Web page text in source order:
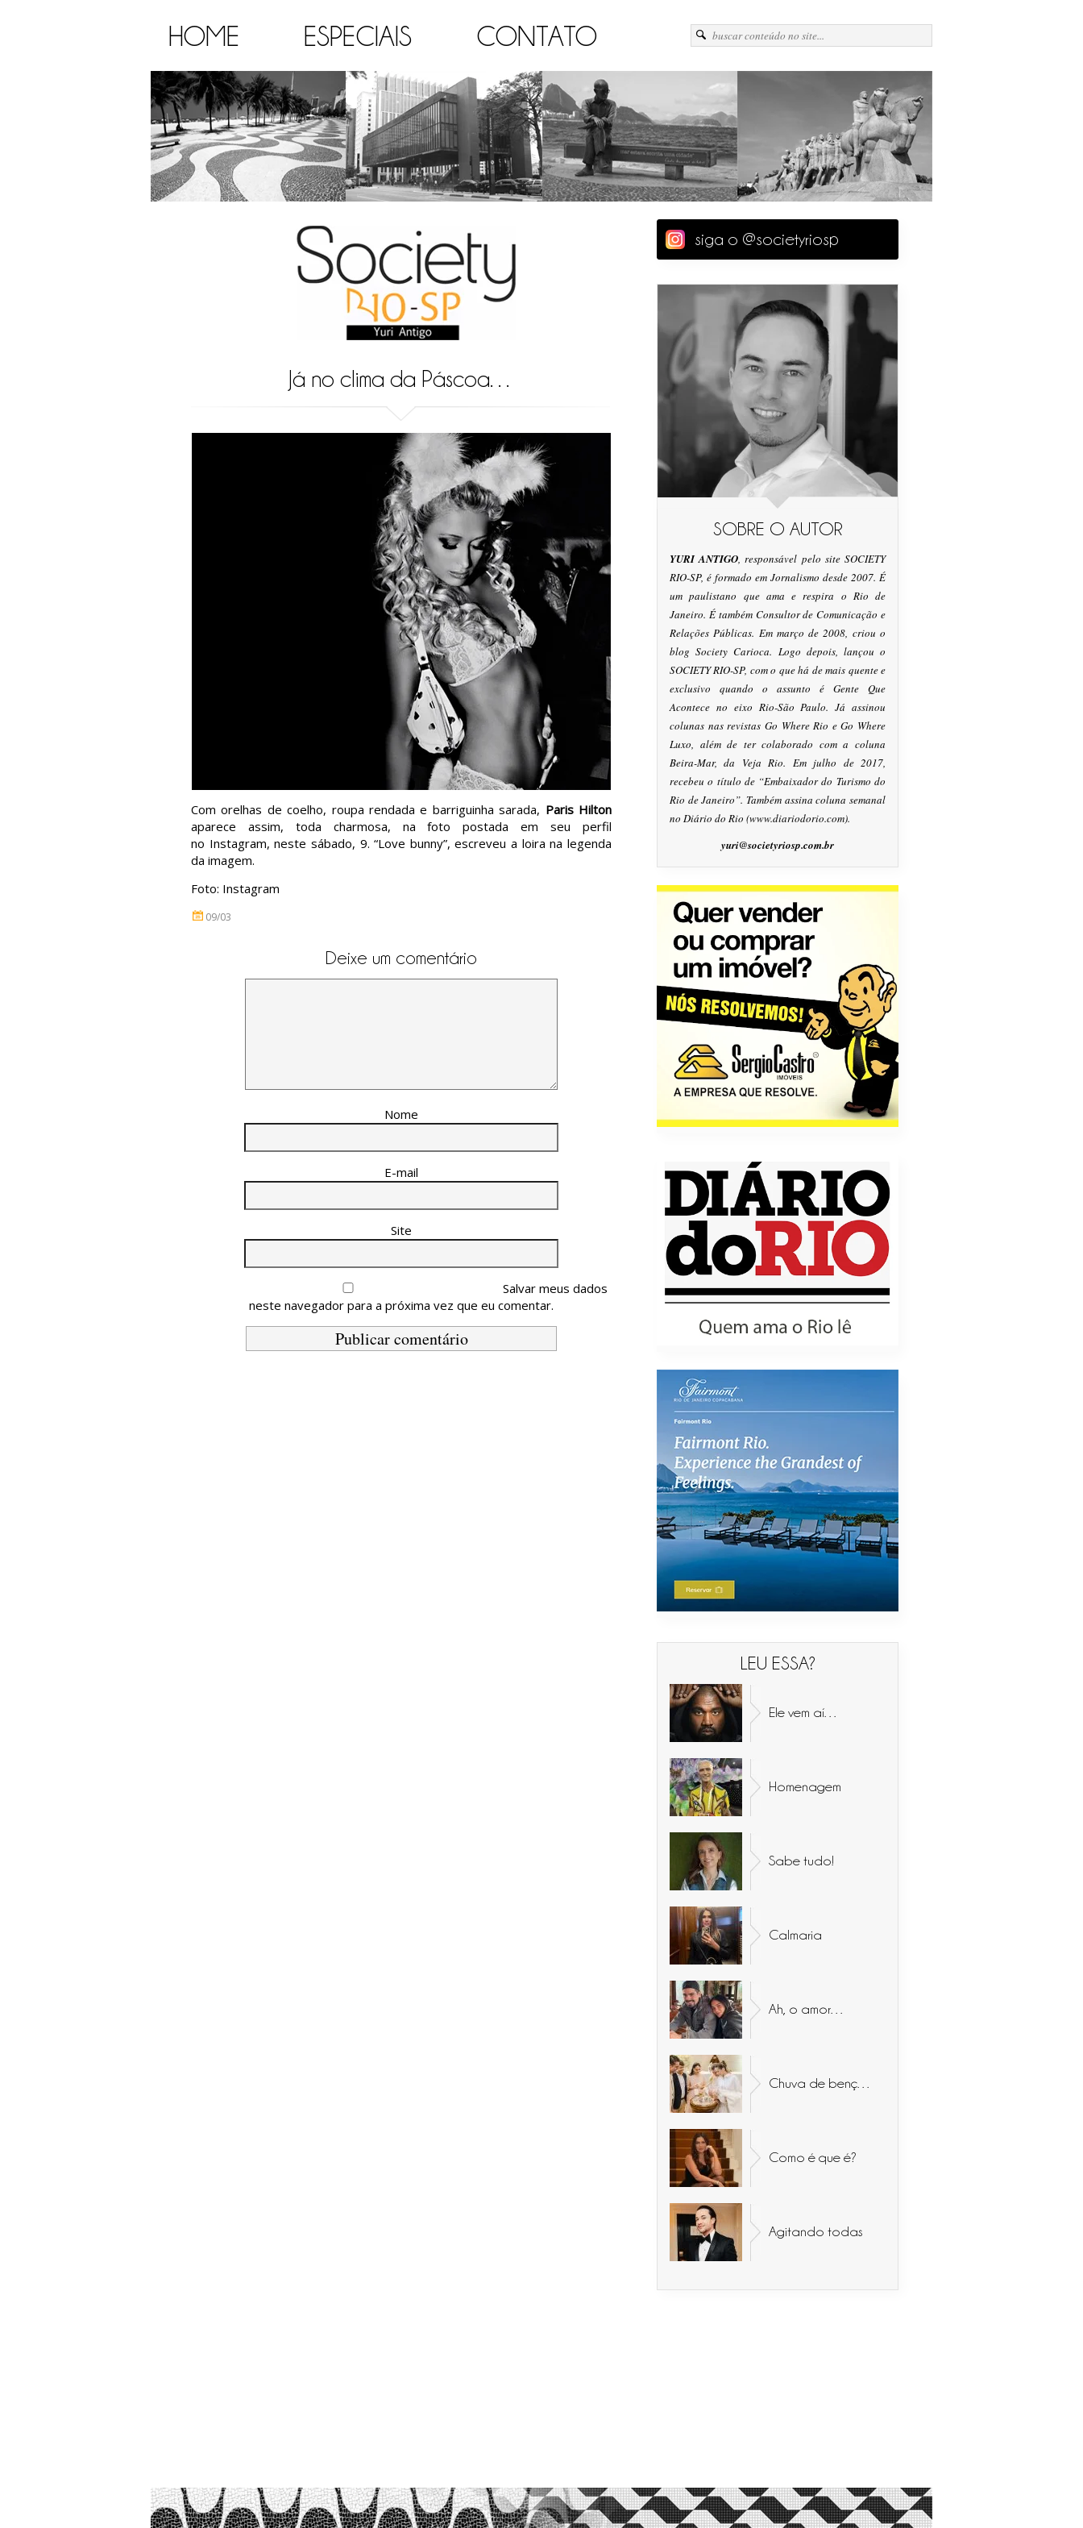
HOME ESPECIAIS CONTATO
Já no clima da Páscoa…
Com orelhas de coelho, roupa rendada e barriguinha sarada, Paris Hilton
aparece assim, toda charmosa, na foto postada em seu perfil
no Instagram, neste sábado, 9. “Love bunny”, escreveu a loira na legenda
da imagem.
Foto: Instagram
09/03
Deixe um comentário
Nome
E-mail
Site
Salvar meus dados
neste navegador para a próxima vez que eu comentar.
siga o @societyriosp
SOBRE O AUTOR
YURI ANTIGO, responsável pelo site SOCIETY
RIO-SP, é formado em Jornalismo desde 2007. É
um paulistano que ama e respira o Rio de
Janeiro. É também Consultor de Comunicação e
Relações Públicas. Em março de 2008, criou o
blog Society Carioca. Logo depois, lançou o
SOCIETY RIO-SP, com o que há de mais quente e
exclusivo quando o assunto é Gente Que
Acontece no eixo Rio-São Paulo. Já assinou
colunas nas revistas Go Where Rio e Go Where
Luxo, além de ter colaborado com a coluna
Beira-Mar, da Veja Rio. Em julho de 2017,
recebeu o título de “Embaixador do Turismo do
Rio de Janeiro”. Também assina coluna semanal
no Diário do Rio (www.diariodorio.com).
yuri@societyriosp.com.br
LEU ESSA?
Ele vem aí…
Homenagem
Sabe tudo!
Calmaria
Ah, o amor…
Como é que é?
Agitando todas